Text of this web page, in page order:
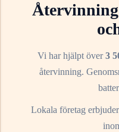
Vi har hjälpt över3
återvinning.
Lokala företag